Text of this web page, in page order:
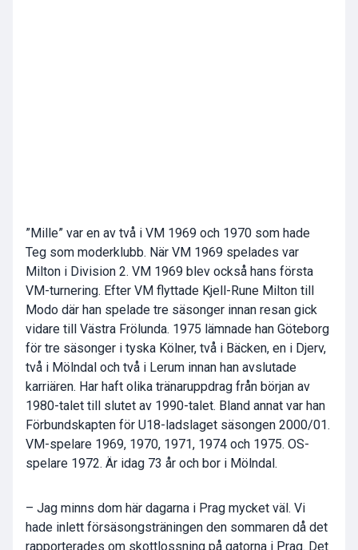
”Mille” var en av två i VM 1969 och 1970 som hade
Teg som moderklubb. När VM 1969 spelades var
Milton i Division 2. VM 1969 blev också hans första
VM-turnering. Efter VM flyttade Kjell-Rune Milton till
Modo där han spelade tre säsonger innan resan gick
vidare till Västra Frölunda. 1975 lämnade han Göteborg
för tre säsonger i tyska Kölner, två i Bäcken, en i Djerv,
två i Mölndal och två i Lerum innan han avslutade
karriären. Har haft olika tränaruppdrag från början av
1980-talet till slutet av 1990-talet. Bland annat var han
Förbundskapten för U18-ladslaget säsongen 2000/01.
VM-spelare 1969, 1970, 1971, 1974 och 1975. OS-
spelare 1972. Är idag 73 år och bor i Mölndal.
– Jag minns dom här dagarna i Prag mycket väl. Vi
hade inlett försäsongsträningen den sommaren då det
rapporterades om skottlossning på gatorna i Prag. Det